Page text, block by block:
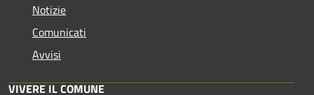
Notizie
Comunicati
Avvisi
VIVERE IL COMUNE